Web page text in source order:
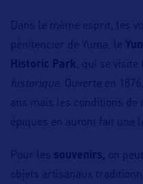
Dans le même esprit, les
pénitencier de Yuma, le
Historic Park , qui se
historique
. Ouverte en
ans mais les conditions de
épiques en auront fait une
Pour les souvenirs, on
objets artisanaux